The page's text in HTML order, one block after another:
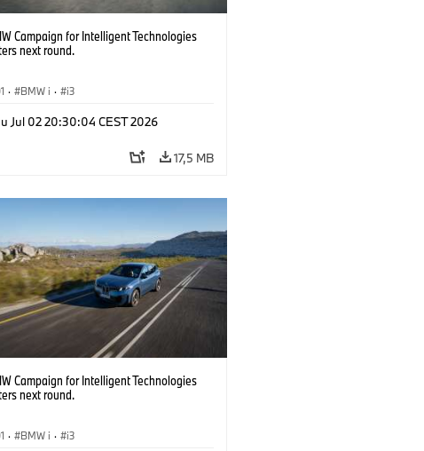
Campaign for Intelligent Technologies
next round.
· BMW i · i3
Jul 02 20:30:04 CEST 2026
17,5 MB
Campaign for Intelligent Technologies
next round.
· BMW i · i3